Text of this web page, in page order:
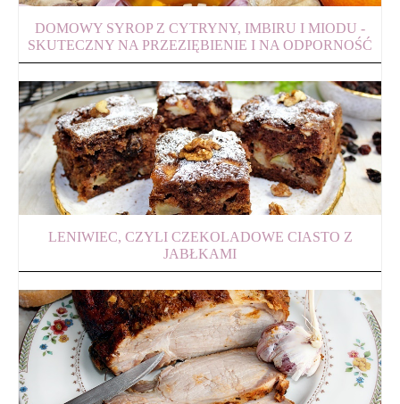
DOMOWY SYROP Z CYTRYNY, IMBIRU I MIODU -
SKUTECZNY NA PRZEZIĘBIENIE I NA ODPORNOŚĆ
LENIWIEC, CZYLI CZEKOLADOWE CIASTO Z
JABŁKAMI